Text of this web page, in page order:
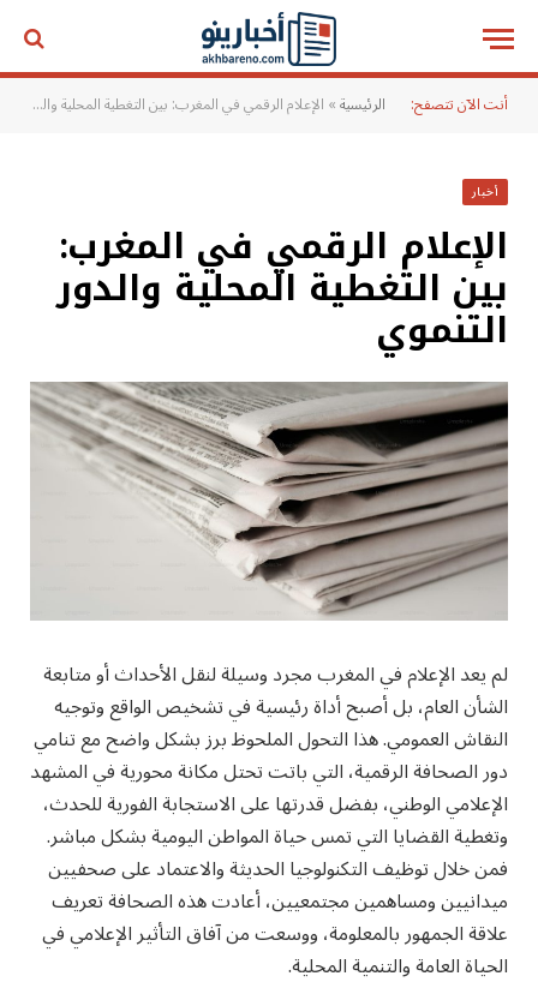
أنت الآن تتصفح: الرئيسية» الإعلام الرقمي في المغرب: بين التغطية المحلية والدور التنموي
أخبار
الإعلام الرقمي في المغرب:
بين التغطية المحلية والدور
التنموي
لم يعد الإعلام في المغرب مجرد وسيلة لنقل الأحداث أو متابعة
الشأن العام، بل أصبح أداة رئيسية في تشخيص الواقع وتوجيه
النقاش العمومي. هذا التحول الملحوظ برز بشكل واضح مع تنامي
دور الصحافة الرقمية، التي باتت تحتل مكانة محورية في المشهد
الإعلامي الوطني، بفضل قدرتها على الاستجابة الفورية للحدث،
وتغطية القضايا التي تمس حياة المواطن اليومية بشكل مباشر.
فمن خلال توظيف التكنولوجيا الحديثة والاعتماد على صحفيين
ميدانيين ومساهمين مجتمعيين، أعادت هذه الصحافة تعريف
علاقة الجمهور بالمعلومة، ووسعت من آفاق التأثير الإعلامي في
الحياة العامة والتنمية المحلية.